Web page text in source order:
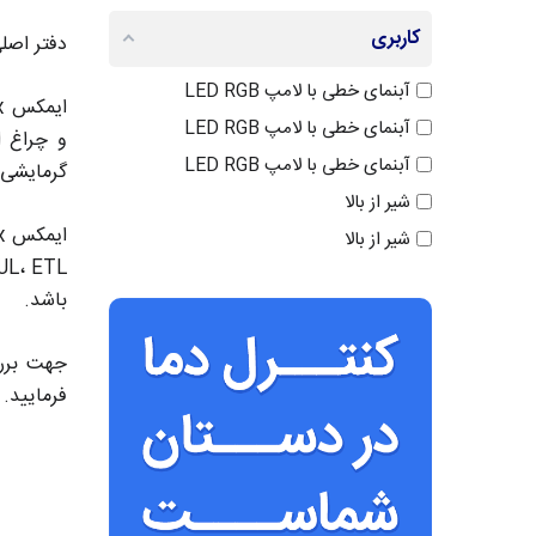
4
کاربری
آبنمای خطی با لامپ LED RGB
آبنمای خطی با لامپ LED RGB
آبنمای خطی با لامپ LED RGB
شیر از بالا
شیر از بالا
شیر از بالا
شیر از بالا
شیر از بالا
شیر از بالا
شیر از بالا
دفتر
و چراغ
باشد.
فرمایید.